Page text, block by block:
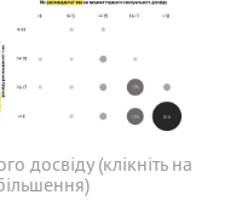
досвіду (клікніть на